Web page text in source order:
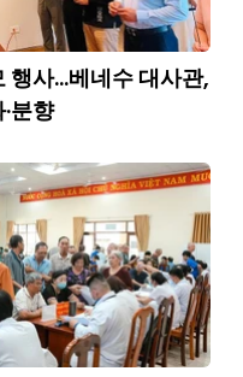
행사...베네수 대사관,
분향